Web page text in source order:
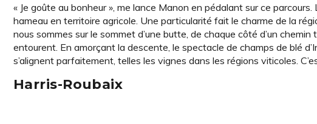
« Je goûte au bonheur », me lance Manon en pédalant sur ce
hameau en territoire agricole. Une particularité fait le charme de la
nous sommes sur le sommet d’une butte, de chaque côté d’un
entourent. En amorçant la descente, le spectacle de champs de blé
s’alignent parfaitement, telles les vignes dans les régions viticoles.
Harris-Roubaix